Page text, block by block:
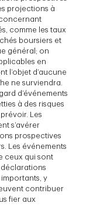
projections à
comme les taux
boursiers et
général; on
en
l’objet d’aucune
ne surviendra.
d’événements
à des risques
Les
s’avérer
prospectives
Les événements
ceux qui sont
déclarations
y
contribuer
fier aux